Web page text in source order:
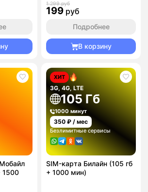
1 299 руб
199 руб
Подробнее
В корзину
1500
ХИТ
3G, 4G, LTE
105 Гб
1000 минут
350 ₽ / мес
Безлимитные сервисы
SIM-карта Билайн (105 гб
+ 1000 мин)